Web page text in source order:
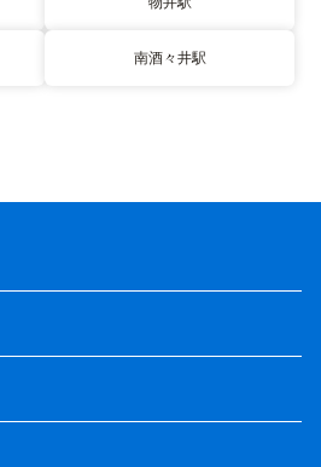
南酒々井駅